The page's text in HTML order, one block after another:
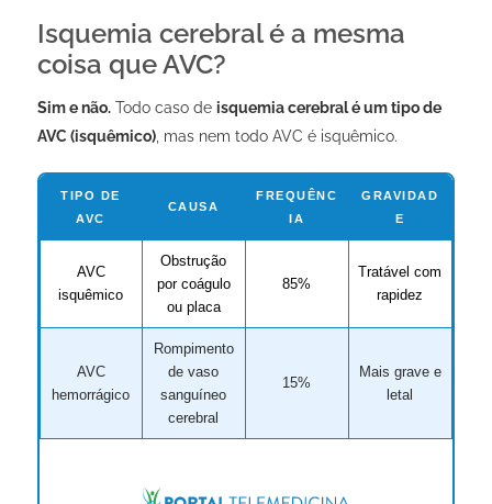
Isquemia cerebral é a mesma
coisa que AVC?
Sim e não.Todo caso de isquemia cerebral é um tipo de
AVC (isquêmico), mas nem todo AVC é isquêmico.
TIPO DE
AVC
CAUSA
FREQUÊNC
IA
GRAVIDAD
E
AVC
isquêmico
Obstrução
por coágulo
ou placa
85%
Tratável com
rapidez
AVC
hemorrágico
Rompimento
de vaso
sanguíneo
cerebral
15%
Mais grave e
letal